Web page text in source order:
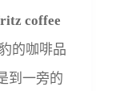
coffee
的咖啡品
到一旁的